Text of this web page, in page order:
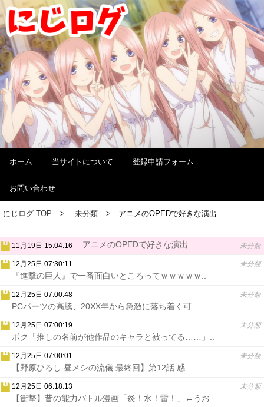
ホーム 当サイトについて 登録申請フォーム
お問い合わせ
にじログ TOP 未分類 アニメのOPEDで好きな演出
11月19日 15:04:16 未分類
アニメのOPEDで好きな演出..
12月25日 07:30:11 未分類
『進撃の巨人』で一番面白いところってｗｗｗｗｗ..
12月25日 07:00:48 未分類
PCパーツの高騰、20XX年から急激に落ち着く可..
12月25日 07:00:19 未分類
ボク「推しの名前が他作品のキャラと被ってる……」..
12月25日 07:00:01 未分類
【野原ひろし 昼メシの流儀 最終回】第12話 感..
12月25日 06:18:13 未分類
【衝撃】昔の能力バトル漫画「炎！水！雷！」←うお..